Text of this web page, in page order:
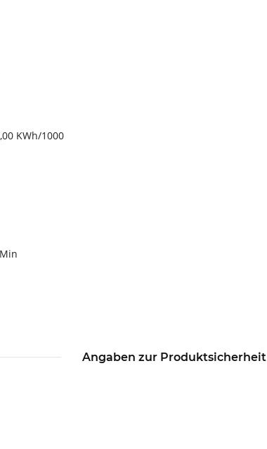
KWh/1000
Angaben zur Produktsicherheit